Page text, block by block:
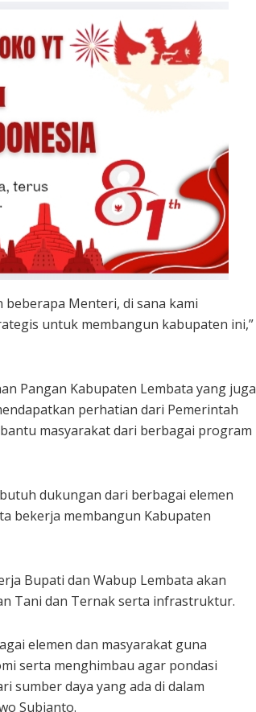
beberapa Menteri, di sana kami
untuk membangun kabupaten ini,”
Pangan Kabupaten Lembata yang juga
perhatian dari Pemerintah
masyarakat dari berbagai program
dukungan dari berbagai elemen
bekerja membangun Kabupaten
Bupati dan Wabup Lembata akan
Tani dan Ternak serta infrastruktur.
elemen dan masyarakat guna
serta menghimbau agar pondasi
sumber daya yang ada di dalam
Subianto.